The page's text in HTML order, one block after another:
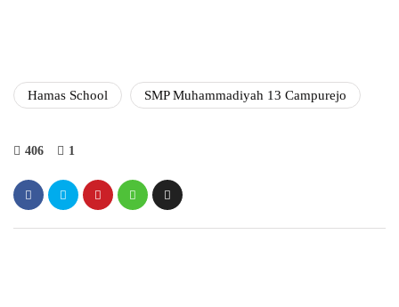
Hamas School SMP Muhammadiyah 13 Campurejo
406 1